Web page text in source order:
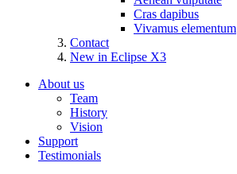
Cras dapibus
Vivamus elementum
Contact
New in Eclipse X3
About us
Team
History
Vision
Support
Testimonials